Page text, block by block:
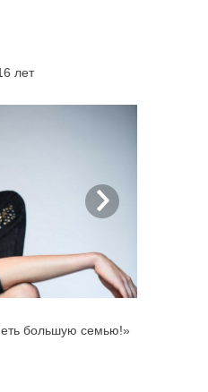
16 лет
большую семью!»